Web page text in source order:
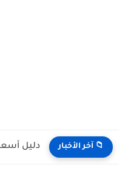
📁 آخر الأخبار